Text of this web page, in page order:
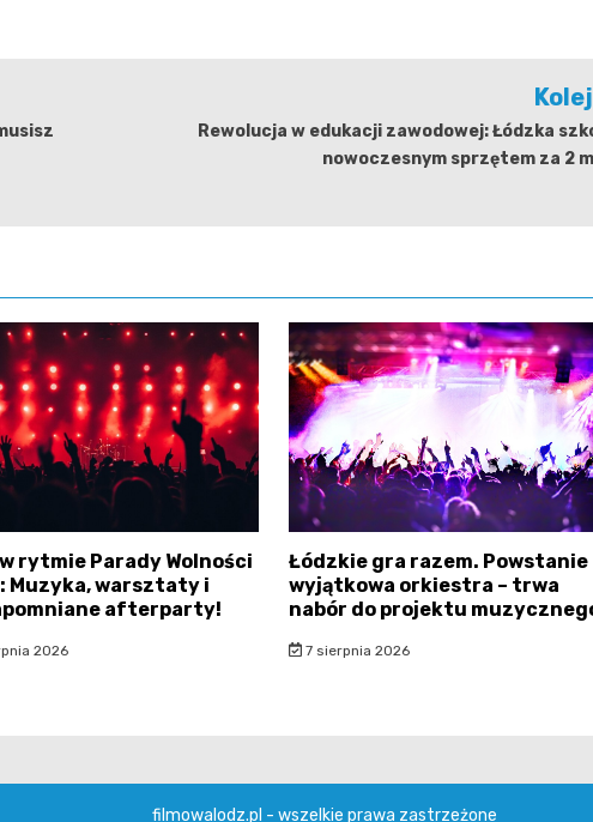
Rewolucja w edukacji zawodowej: Łódzka
nowoczesnym sprzętem za 2
rytmie Parady Wolności
Muzyka, warsztaty i
afterparty!
2026
Łódzkie gra razem. Powstanie
wyjątkowa orkiestra – trwa
nabór do projektu
7 sierpnia 2026
filmowalodz.pl - wszelkie prawa zastrzeżone